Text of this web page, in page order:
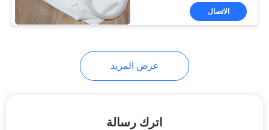
قماش مرشح منسوج
الاتصال
عرض المزيد
اترك رسالة